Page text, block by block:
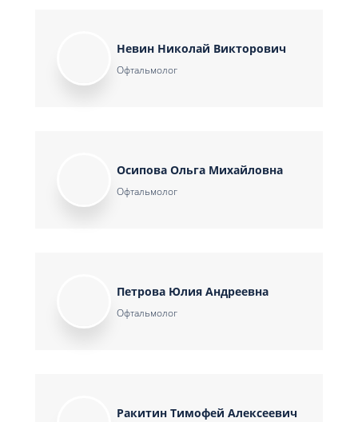
Невин Николай Викторович
Офтальмолог
Осипова Ольга Михайловна
Офтальмолог
Петрова Юлия Андреевна
Офтальмолог
Ракитин Тимофей Алексеевич